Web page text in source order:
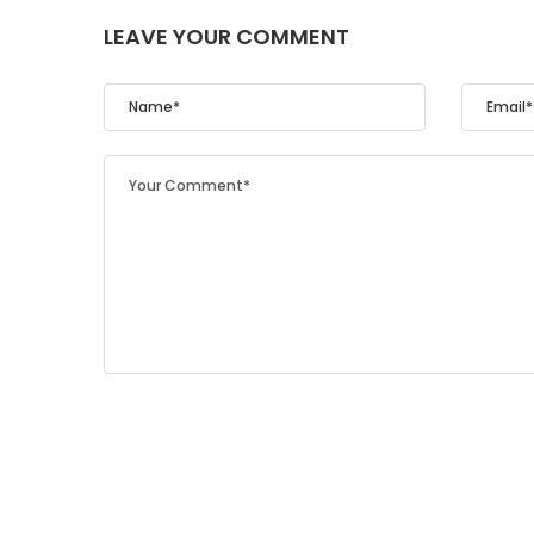
LEAVE YOUR COMMENT